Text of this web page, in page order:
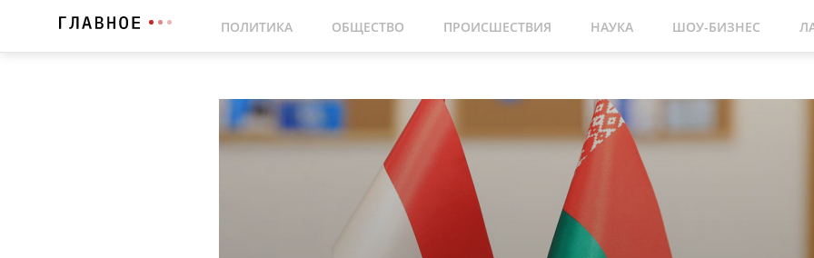
ПОЛИТИКА ОБЩЕСТВО ПРОИСШЕСТВИЯ НАУКА ШОУ-БИЗНЕС